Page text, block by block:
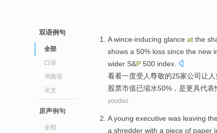
双语例句
全部
口语
书面语
论文
原声例句
全部
A wince-inducing glance at the
shows a 50% loss since the new
wider S&P 500 index.
看看一度受人尊敬的25家公司让
股票市值已缩水50%，是更具代表
youdao
A young executive was leaving
a shredder with a piece of paper